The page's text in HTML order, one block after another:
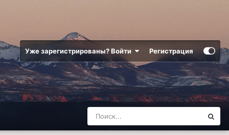
Уже зарегистрированы? Войти Регистрация